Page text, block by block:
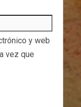
y web
vez que